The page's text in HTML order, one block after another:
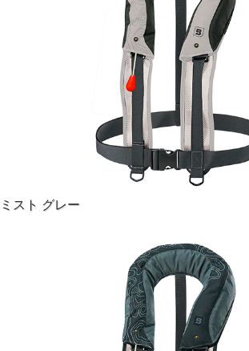
カラー：ラヴァブラック、ミストグレイ
ー、ハンターグリーン
サイズ：70～100cm（胴囲）
生地：リサイクルポリエステル100％
国土交通省型式承認品・TYPE A
◎取り寄せ商品です。出荷に1週間以上か
にてお知らせいたします
も販売中です
↓詳細は、舵オンラインの記事をチェック↓
KAZIonline「再生素材と最新技術「レー
ミスト グレー